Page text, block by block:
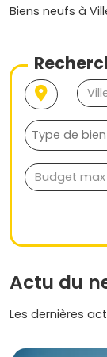
études, les
commune à
actuel,
vie. Prêt à
extérieurs, les
trouver la
à passer du
programme
plans, repère
imagine déjà
question sur le
paiements ou
t’accompagne
tu choisisses,
Biens neufs à
Actu du
Les dernières